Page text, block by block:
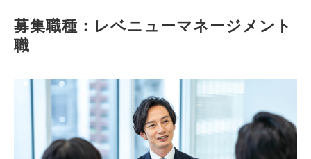
募集職種：レベニューマネージメント
職